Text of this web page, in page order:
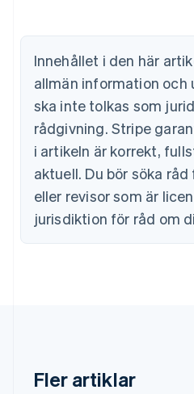
Innehållet i den här
allmän information
ska inte tolkas som
rådgivning. Stripe
i artikeln är korrekt,
aktuell. Du bör söka
eller revisor som är
jurisdiktion för råd om
Fler artiklar
English
English
Danmark
English
Estland
English
Fastlandskina
Finland
EnglishSvenska
Hongkong SAR, Kina
English 简体中文